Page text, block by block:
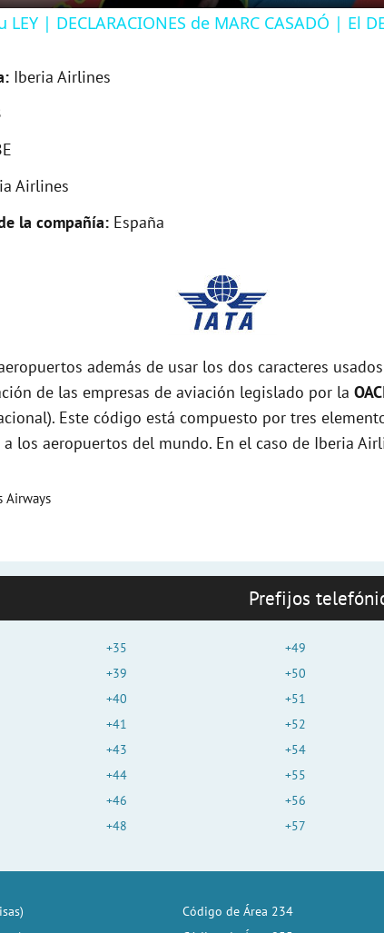
LEY | DECLARACIONES de MARC CASADÓ | El
Iberia Airlines
Airlines
la compañía: España
además de usar los dos caracteres
de las empresas de aviación legislado por la
Este código está compuesto por tres
los aeropuertos del mundo. En el caso de Iberia
Airways
Prefijos
+35
+39
+40
+41
+43
+44
+46
+48
+49
+50
+51
+52
+54
+55
+56
+57
Código de Área 234